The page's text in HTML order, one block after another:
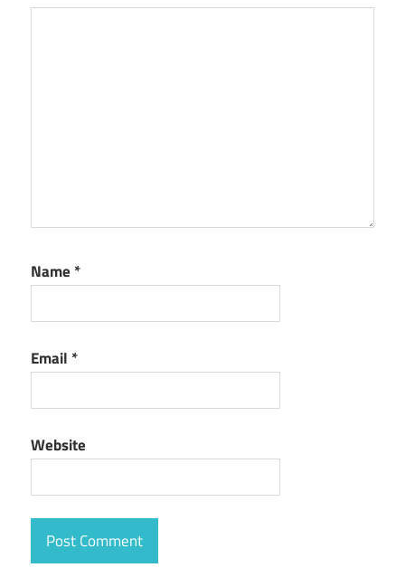
Name *
Email *
Website